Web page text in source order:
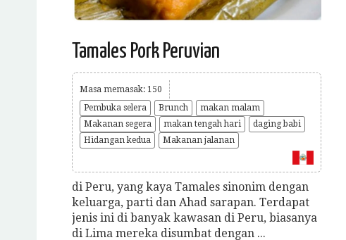
Tamales Pork Peruvian
Masa memasak: 150
Pembuka selera
Brunch
makan malam
Makanan segera
makan tengah hari
daging babi
Hidangan kedua
Makanan jalanan
di Peru, yang kaya Tamales sinonim dengan
keluarga, parti dan Ahad sarapan. Terdapat
jenis ini di banyak kawasan di Peru, biasanya
di Lima mereka disumbat dengan ...